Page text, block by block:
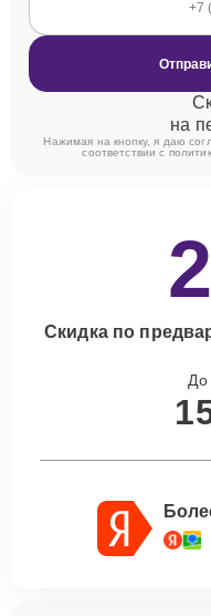
на
Нажимая на кнопку, я даю
соответствии с
Скидка по
До